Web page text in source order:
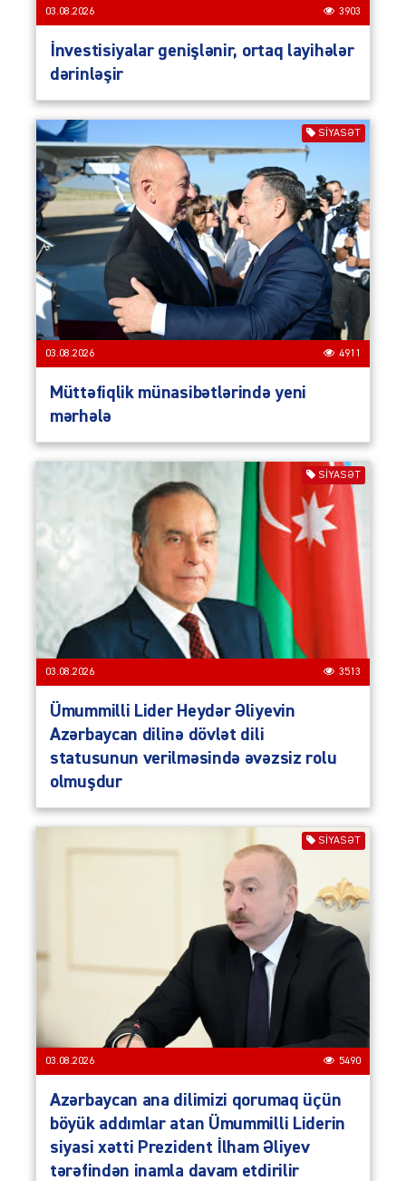
03.08.2026 3903
İnvestisiyalar genişlənir, ortaq layihələr
dərinləşir
SIYASƏT
03.08.2026 4911
Müttəfiqlik münasibətlərində yeni
mərhələ
SIYASƏT
03.08.2026 3513
Ümummilli Lider Heydər Əliyevin
Azərbaycan dilinə dövlət dili
statusunun verilməsində əvəzsiz rolu
olmuşdur
SIYASƏT
03.08.2026 5490
Azərbaycan ana dilimizi qorumaq üçün
böyük addımlar atan Ümummilli Liderin
siyasi xətti Prezident İlham Əliyev
tərəfindən inamla davam etdirilir